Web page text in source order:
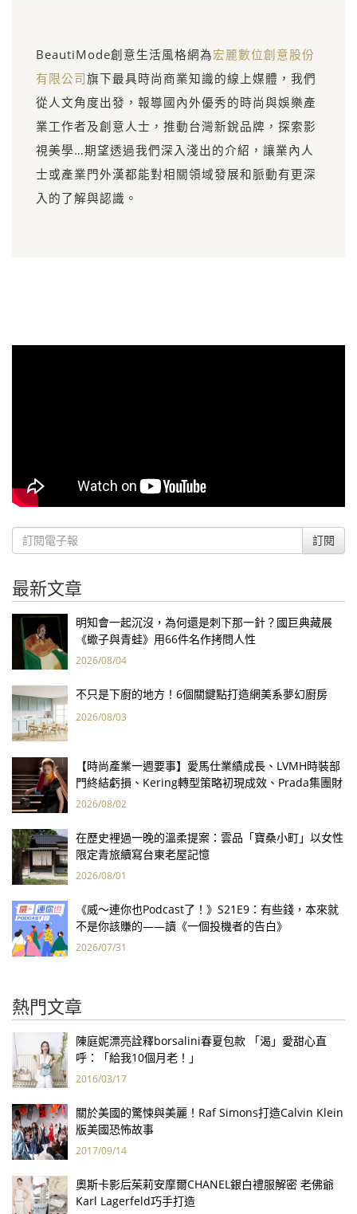
BeautiMode創意生活風格網為宏麗數位創意股份
有限公司旗下最具時尚商業知識的線上媒體，我們
從人文角度出發，報導國內外優秀的時尚與娛樂產
業工作者及創意人士，推動台灣新銳品牌，探索影
視美學…期望透過我們深入淺出的介紹，讓業內人
士或產業門外漢都能對相關領域發展和脈動有更深
入的了解與認識。
訂閱
最新文章
明知會一起沉沒，為何還是刺下那一針？國巨典藏展
《蠍子與青蛙》用66件名作拷問人性
2026/08/04
不只是下廚的地方！6個關鍵點打造網美系夢幻廚房
2026/08/03
【時尚產業一週要事】愛馬仕業績成長、LVMH時裝部
門終結虧損、Kering轉型策略初現成效、Prada集團財
報亮眼
2026/08/02
在歷史裡過一晚的溫柔提案：雲品「寶桑小町」以女性
限定青旅續寫台東老屋記憶
2026/08/01
《威～連你也Podcast了！》S21E9：有些錢，本來就
不是你該賺的——讀《一個投機者的告白》
2026/07/31
熱門文章
陳庭妮漂亮詮釋borsalini春夏包款 「渴」愛甜心直
呼：「給我10個月老！」
2016/03/17
關於美國的驚悚與美麗！Raf Simons打造Calvin Klein
版美國恐怖故事
2017/09/14
奧斯卡影后茱莉安摩爾CHANEL銀白禮服解密 老佛爺
Karl Lagerfeld巧手打造